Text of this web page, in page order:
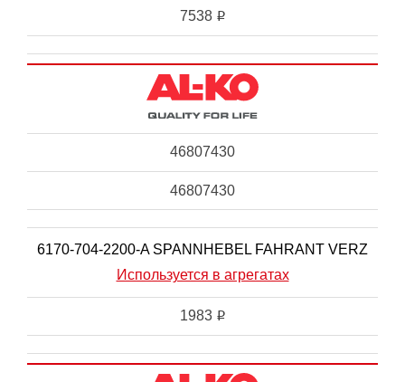
7538 i
46807430
46807430
6170-704-2200-A SPANNHEBEL FAHRANT VERZ
Используется в агрегатах
1983 i